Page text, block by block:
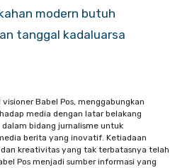
modern butuh
tanggal kadaluarsa
Babel Pos, menggabungkan
media dengan latar belakang
bidang jurnalisme untuk
berita yang inovatif. Ketiadaan
kreativitas yang tak terbatasnya telah
Pos menjadi sumber informasi yang